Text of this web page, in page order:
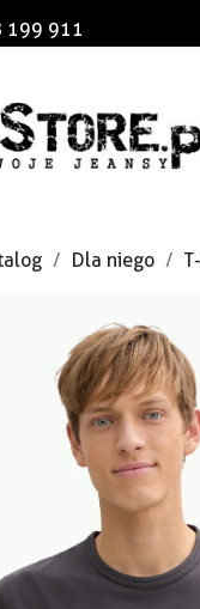
199 911
Dla niego